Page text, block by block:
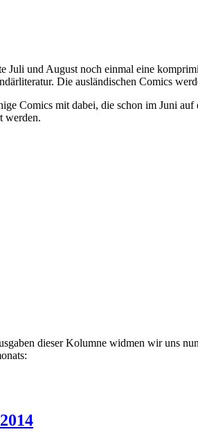
Juli und August noch einmal eine
Die ausländischen Comics
Comics mit dabei, die schon im Juni
werden.
dieser Kolumne widmen wir uns